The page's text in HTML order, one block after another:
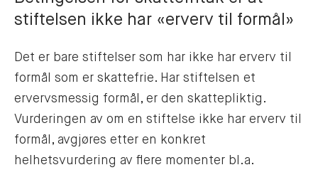
stiftelsen ikke har «erverv til formål»
Det er bare stiftelser som har ikke har erverv til
formål som er skattefrie. Har stiftelsen et
ervervsmessig formål, er den skattepliktig.
Vurderingen av om en stiftelse ikke har erverv til
formål, avgjøres etter en konkret
helhetsvurdering av flere momenter bl.a.